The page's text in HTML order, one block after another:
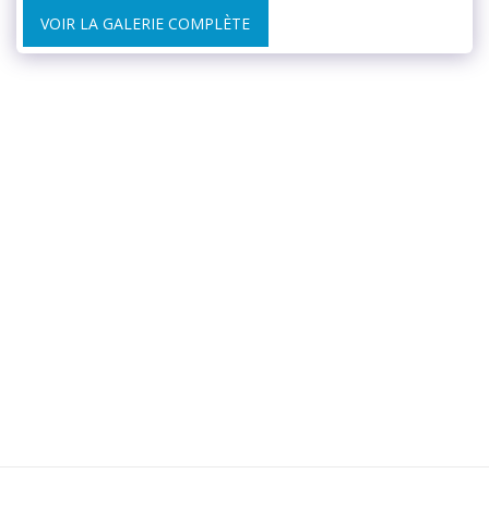
VOIR LA GALERIE COMPLÈTE